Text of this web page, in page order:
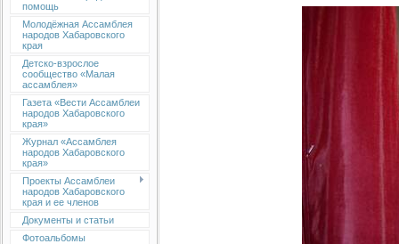
помощь
Молодёжная Ассамблея
народов Хабаровского
края
Детско-взрослое
сообщество «Малая
ассамблея»
Газета «Вести Ассамблеи
народов Хабаровского
края»
Журнал «Ассамблея
народов Хабаровского
края»
Проекты Ассамблеи
народов Хабаровского
края и ее членов
Документы и статьи
Фотоальбомы